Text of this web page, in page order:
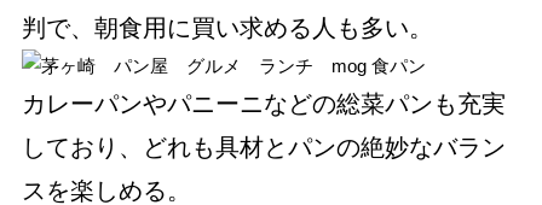
判で、朝食用に買い求める人も多い。
カレーパンやパニーニなどの総菜パンも充実
しており、どれも具材とパンの絶妙なバラン
スを楽しめる。